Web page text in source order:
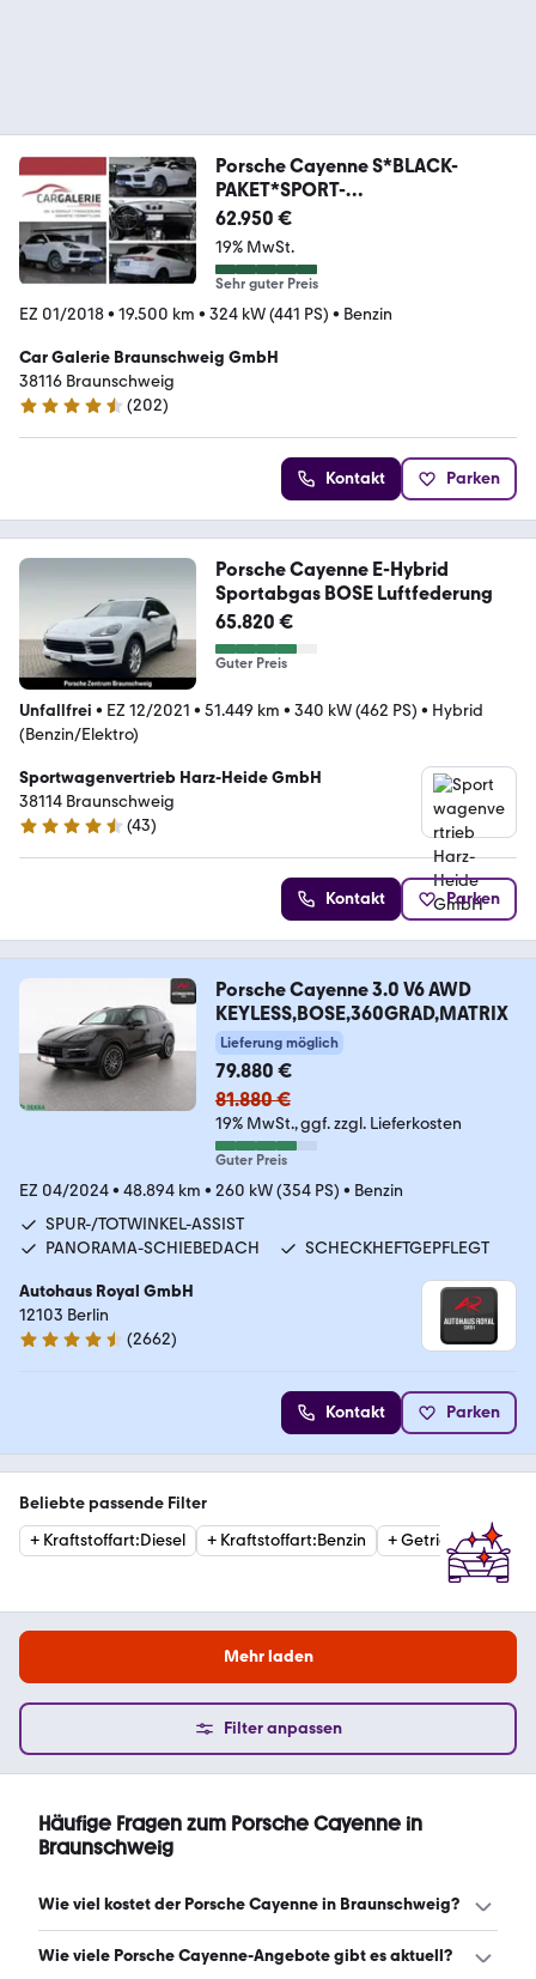
Porsche Cayenne S*BLACK-
PAKET*SPORT-
CHRONO*PANORAMA*ACC*
62.950 €
19% MwSt.
Sehr guter Preis
EZ 01/2018• 19.500 km • 324 kW (441 PS) • Benzin
Car Galerie Braunschweig GmbH
38116 Braunschweig
4.6 Sterne
(202)
Kontakt Parken
Porsche Cayenne E-Hybrid
Sportabgas BOSE Luftfederung
65.820 €
Guter Preis
Unfallfrei • EZ 12/2021 • 51.449 km • 340 kW (462 PS) • Hybrid
(Benzin/Elektro)
Sportwagenvertrieb Harz-Heide GmbH
38114 Braunschweig
4.4 Sterne
(43)
Kontakt Parken
Porsche Cayenne 3.0 V6 AWD
KEYLESS,BOSE,360GRAD,MATRIX
Lieferung möglich
79.880 €
81.880 €
19% MwSt. ggf. zzgl. Lieferkosten
Guter Preis
EZ 04/2024• 48.894 km • 260 kW (354 PS) • Benzin
SPUR-/TOTWINKEL-ASSIST
PANORAMA-SCHIEBEDACH
SCHECKHEFTGEPFLEGT
Autohaus Royal GmbH
12103 Berlin
4.6 Sterne
(2662)
Kontakt Parken
Beliebte passende Filter
+ Kraftstoffart:Diesel + Kraftstoffart:Benzin +Getriebe:
Mehr laden
Filter anpassen
Häufige Fragen zum Porsche Cayenne in
Braunschweig
Wie viel kostet der Porsche Cayenne in Braunschweig?
Ein guter Preis für einen Porsche Cayenne in
Wie viele Porsche Cayenne-Angebote gibt es aktuell?